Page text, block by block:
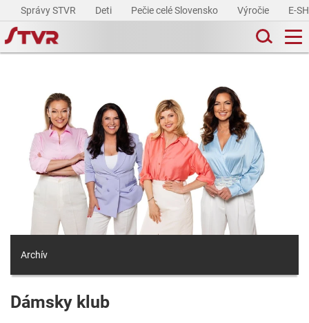
Správy STVR Deti Pečie celé Slovensko Výročie E-
Archív
Dámsky klub